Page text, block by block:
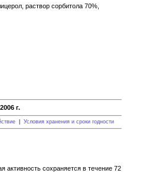
раствор сорбитола 70%,
г.
| Условия хранения и сроки годности
активность сохраняется в течение 72